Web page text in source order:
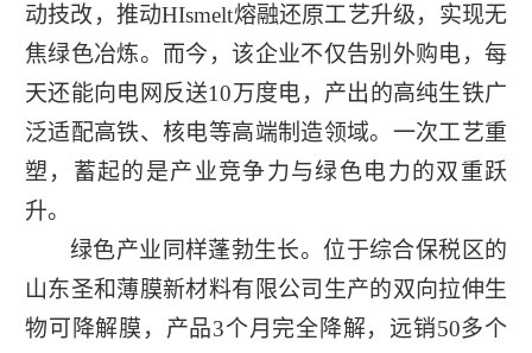
动技改，推动HIsmelt熔融还原工艺升级，实现无
焦绿色冶炼。而今，该企业不仅告别外购电，每
天还能向电网反送10万度电，产出的高纯生铁广
泛适配高铁、核电等高端制造领域。一次工艺重
塑，蓄起的是产业竞争力与绿色电力的双重跃
升。
绿色产业同样蓬勃生长。位于综合保税区的
山东圣和薄膜新材料有限公司生产的双向拉伸生
物可降解膜，产品3个月完全降解，远销50多个